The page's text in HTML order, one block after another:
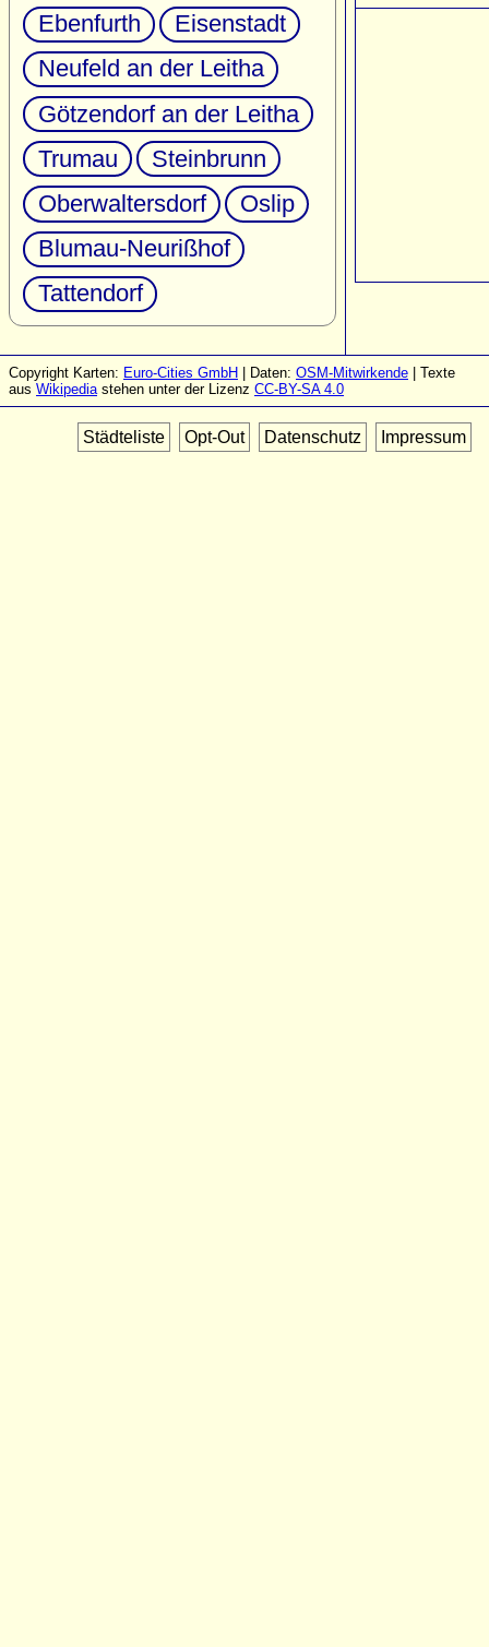
Ebenfurth
Eisenstadt
Neufeld an der Leitha
Götzendorf an der Leitha
Trumau
Steinbrunn
Oberwaltersdorf
Oslip
Blumau-Neurißhof
Tattendorf
Copyright Karten: Euro-Cities GmbH | Daten: OSM-Mitwirkende | Texte
aus Wikipediastehen unter der Lizenz CC-BY-SA 4.0
Städteliste Opt-Out Datenschutz Impressum